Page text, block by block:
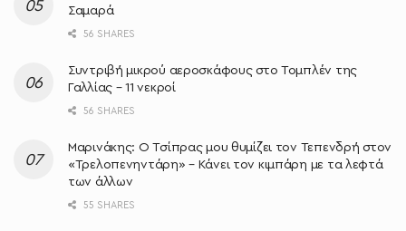
Σαμαρά
56 SHARES
Συντριβή μικρού αεροσκάφους στο Τομπλέν της
Γαλλίας – 11 νεκροί
56 SHARES
Μαρινάκης: Ο Τσίπρας μου θυμίζει τον Τεπενδρή στον
«Τρελοπενηντάρη» – Κάνει τον κιμπάρη με τα λεφτά
των άλλων
55 SHARES